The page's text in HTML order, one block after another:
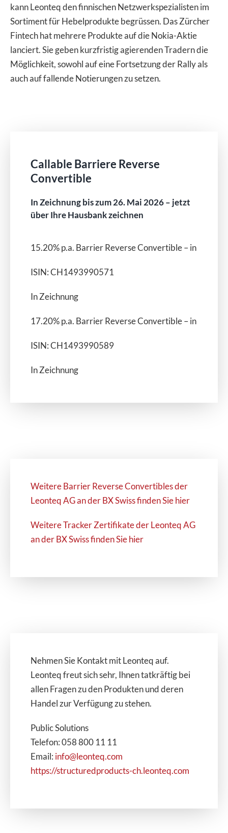
kann Leonteq den finnischen Netzwerkspezialisten im
Sortiment für Hebelprodukte begrüssen. Das Zürcher
Fintech hat mehrere Produkte auf die Nokia-Aktie
lanciert. Sie geben kurzfristig agierenden Tradern die
Möglichkeit, sowohl auf eine Fortsetzung der Rally als
auch auf fallende Notierungen zu setzen.
Callable Barriere Reverse
Convertible
In Zeichnung bis zum 26. Mai 2026 – jetzt
über Ihre Hausbank zeichnen
15.20% p.a. Barrier Reverse Convertible – in CHF
ISIN: CH1493990571
In Zeichnung
17.20% p.a. Barrier Reverse Convertible – in EUR
ISIN: CH1493990589
In Zeichnung
Weitere Barrier Reverse Convertibles der
Leonteq AG an der BX Swiss finden Sie hier
Weitere Tracker Zertifikate der Leonteq AG
an der BX Swiss finden Sie hier
Nehmen Sie Kontakt mit Leonteq auf.
Leonteq freut sich sehr, Ihnen tatkräftig bei
allen Fragen zu den Produkten und deren
Handel zur Verfügung zu stehen.
Public Solutions
Telefon: 058 800 11 11
Email: info@leonteq.com
https://structuredproducts-ch.leonteq.com